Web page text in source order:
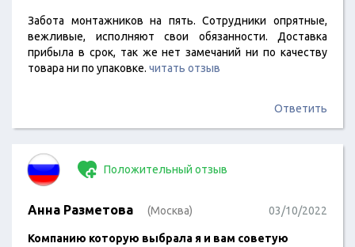
Забота монтажников на пять. Сотрудники опрятные,
вежливые, исполняют свои обязанности. Доставка
прибыла в срок, так же нет замечаний ни по качеству
товара ни по упаковке. читать отзыв
Ответить
Положительный отзыв
Анна Разметова (Москва) 03/10/2022
Компанию которую выбрала я и вам советую